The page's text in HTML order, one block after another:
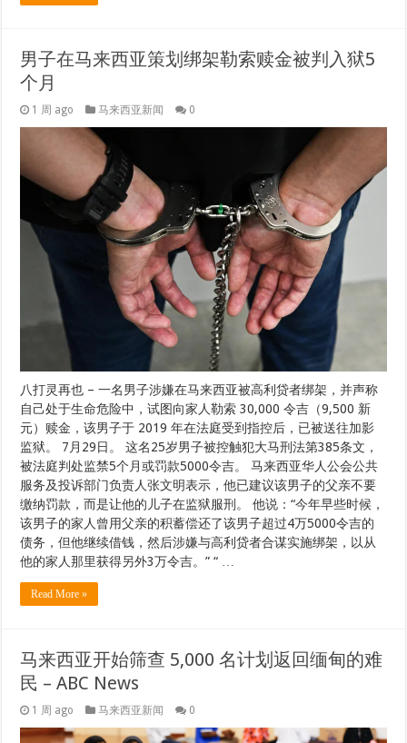
男子在马来西亚策划绑架勒索赎金被判入狱5
个月
1 周 ago 马来西亚新闻 0
八打灵再也 – 一名男子涉嫌在马来西亚被高利贷者绑架，并声称
自己处于生命危险中，试图向家人勒索 30,000 令吉（9,500 新
元）赎金，该男子于 2019 年在法庭受到指控后，已被送往加影
监狱。 7月29日。 这名25岁男子被控触犯大马刑法第385条文，
被法庭判处监禁5个月或罚款5000令吉。 马来西亚华人公会公共
服务及投诉部门负责人张文明表示，他已建议该男子的父亲不要
缴纳罚款，而是让他的儿子在监狱服刑。 他说：“今年早些时候，
该男子的家人曾用父亲的积蓄偿还了该男子超过4万5000令吉的
债务，但他继续借钱，然后涉嫌与高利贷者合谋实施绑架，以从
他的家人那里获得另外3万令吉。” “ …
Read More »
马来西亚开始筛查 5,000 名计划返回缅甸的难
民 – ABC News
1 周 ago 马来西亚新闻 0